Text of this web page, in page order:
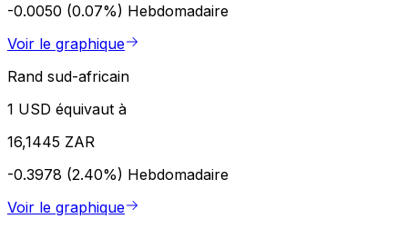
-0.0050 (0.07%) Hebdomadaire
Voir le graphique
Rand sud-africain
1 USD équivaut à
16,1445 ZAR
-0.3978 (2.40%) Hebdomadaire
Voir le graphique